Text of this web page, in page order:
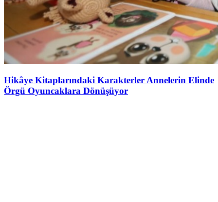
Hikâye Kitaplarındaki Karakterler Annelerin Elinde
Örgü Oyuncaklara Dönüşüyor